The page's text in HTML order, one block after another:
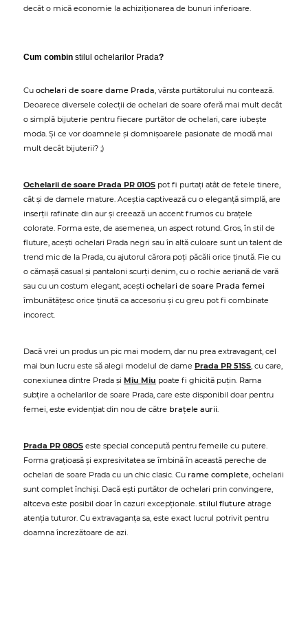
decât o mică economie la achiziționarea de bunuri inferioare.
Cum combin stilul ochelarilor Prada?
Cu ochelari de soare dame Prada, vârsta purtătorului nu contează.
Deoarece diversele colecții de ochelari de soare oferă mai mult decât
o simplă bijuterie pentru fiecare purtător de ochelari, care iubește
moda. Și ce vor doamnele și domnișoarele pasionate de modă mai
mult decât bijuterii? ;)
Ochelarii de soare Prada PR 01OS pot fi purtați atât de fetele tinere,
cât și de damele mature. Aceștia captivează cu o eleganță simplă, are
inserții rafinate din aur și creează un accent frumos cu brațele
colorate. Forma este, de asemenea, un aspect rotund. Gros, în stil de
fluture, acești ochelari Prada negri sau în altă culoare sunt un talent de
trend mic de la Prada, cu ajutorul cărora poți păcăli orice ținută. Fie cu
o cămașă casual și pantaloni scurți denim, cu o rochie aeriană de vară
sau cu un costum elegant, acești ochelari de soare Prada femei
îmbunătățesc orice ținută ca accesoriu și cu greu pot fi combinate
incorect.
Dacă vrei un produs un pic mai modern, dar nu prea extravagant, cel
mai bun lucru este să alegi modelul de dame Prada PR 51SS, cu care,
conexiunea dintre Prada și Miu Miu poate fi ghicită puțin. Rama
subțire a ochelarilor de soare Prada, care este disponibil doar pentru
femei, este evidențiat din nou de către brațele aurii.
Prada PR 08OS este special concepută pentru femeile cu putere.
Forma grațioasă și expresivitatea se îmbină în această pereche de
ochelari de soare Prada cu un chic clasic. Cu rame complete, ochelarii
sunt complet închiși. Dacă ești purtător de ochelari prin convingere,
altceva este posibil doar în cazuri excepționale. stilul fluture atrage
atenția tuturor. Cu extravaganța sa, este exact lucrul potrivit pentru
doamna încrezătoare de azi.